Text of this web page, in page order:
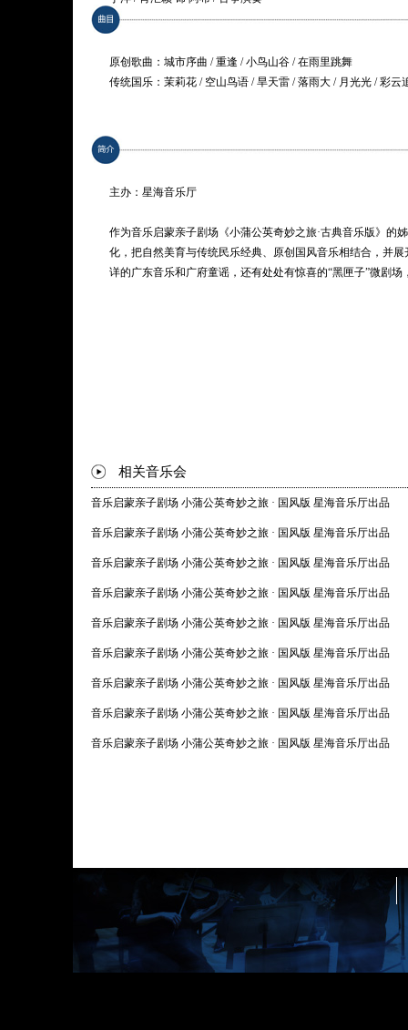
原创歌曲：城市序曲 / 重逢 / 小鸟山谷 / 在雨里跳舞
传统国乐：茉莉花 / 空山鸟语 / 旱天雷 / 落雨大 / 月光光 / 彩云
在古典音乐版《小蒲公英奇妙之旅》中，小蒲公英“小英”与朋
自旅行，她飞到了大城市，游历了岭南风情的繁华都市，还
主办：星海音乐厅
作为音乐启蒙亲子剧场《小蒲公英奇妙之旅·古典音乐版》的
化，把自然美育与传统民乐经典、原创国风音乐相结合，并
详的广东音乐和广府童谣，还有处处有惊喜的“黑匣子”微剧
相关音乐会
音乐启蒙亲子剧场 小蒲公英奇妙之旅 · 国风版 星海音乐厅出品
音乐启蒙亲子剧场 小蒲公英奇妙之旅 · 国风版 星海音乐厅出品
音乐启蒙亲子剧场 小蒲公英奇妙之旅 · 国风版 星海音乐厅出品
音乐启蒙亲子剧场 小蒲公英奇妙之旅 · 国风版 星海音乐厅出品
音乐启蒙亲子剧场 小蒲公英奇妙之旅 · 国风版 星海音乐厅出品
音乐启蒙亲子剧场 小蒲公英奇妙之旅 · 国风版 星海音乐厅出品
音乐启蒙亲子剧场 小蒲公英奇妙之旅 · 国风版 星海音乐厅出品
音乐启蒙亲子剧场 小蒲公英奇妙之旅 · 国风版 星海音乐厅出品
音乐启蒙亲子剧场 小蒲公英奇妙之旅 · 国风版 星海音乐厅出品